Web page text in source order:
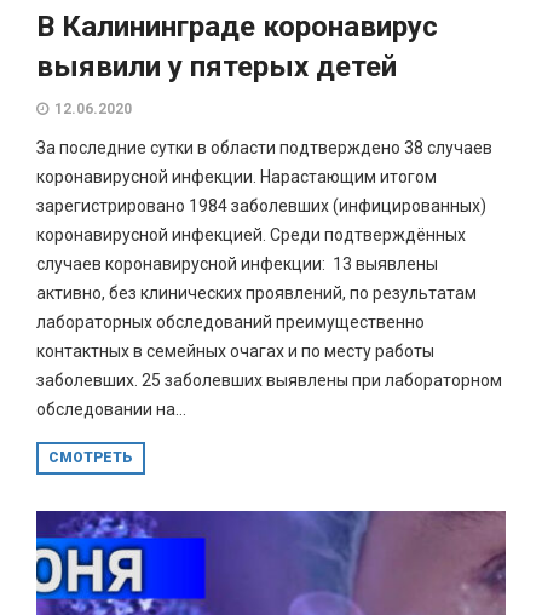
В Калининграде коронавирус
выявили у пятерых детей
12.06.2020
За последние сутки в области подтверждено 38 случаев
коронавирусной инфекции. Нарастающим итогом
зарегистрировано 1984 заболевших (инфицированных)
коронавирусной инфекцией. Среди подтверждённых
случаев коронавирусной инфекции: 13 выявлены
активно, без клинических проявлений, по результатам
лабораторных обследований преимущественно
контактных в семейных очагах и по месту работы
заболевших. 25 заболевших выявлены при лабораторном
обследовании на...
СМОТРЕТЬ